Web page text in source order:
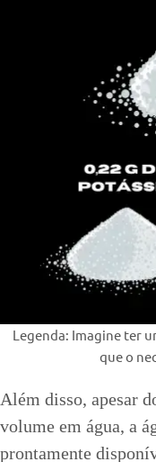
Legenda: Imagine ter
que o
Além disso, apesar
volume em água, a
prontamente